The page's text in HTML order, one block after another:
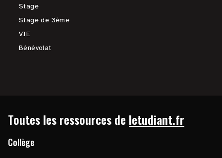
Stage
Stage de 3ème
VIE
Bénévolat
Toutes les ressources de letudiant.fr
Collège